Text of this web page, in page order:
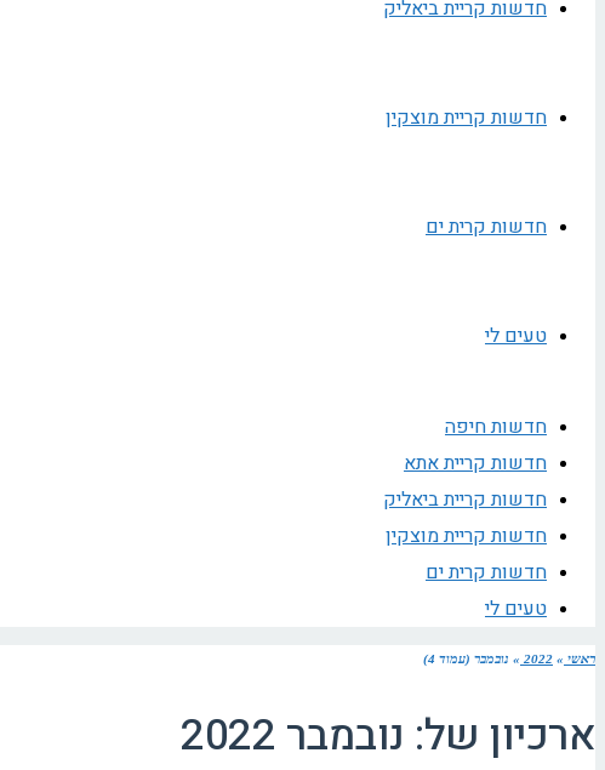
חדשות קריית ביאליק
חדשות קריית מוצקין
חדשות קרית ים
טעים לי
חדשות חיפה
חדשות קריית אתא
חדשות קריית ביאליק
חדשות קריית מוצקין
חדשות קרית ים
טעים לי
ראשי »
2022
» נובמבר (עמוד 4)
ארכיון של: נובמבר 2022